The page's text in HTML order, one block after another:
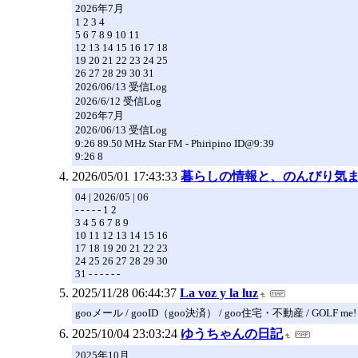
2026年7月
1 2 3 4
5 6 7 8 9 10 11
12 13 14 15 16 17 18
19 20 21 22 23 24 25
26 27 28 29 30 31
2026/06/13 受信Log
2026/6/12 受信Log
2026年7月
2026/06/13 受信Log
9:26 89.50 MHz Star FM - Phiripino ID@9:39
9:26 8
2026/05/01 17:43:33 暮らしの情報と、のんびり気
04 | 2026/05 | 06
- - - - - 1 2
3 4 5 6 7 8 9
10 11 12 13 14 15 16
17 18 19 20 21 22 23
24 25 26 27 28 29 30
31 - - - - - -
2025/11/28 06:44:37 La voz y la luz
gooメール / gooID（goo決済） / goo住宅・不動産 / GOLF me!
2025/10/04 23:03:24 ゆうちゃんの日記
2025年10月